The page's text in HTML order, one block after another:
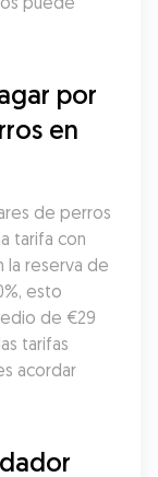
por
en
de perros
tarifa con
la reserva de
esto
de €29
tarifas
acordar